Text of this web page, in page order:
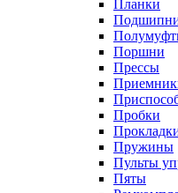
Планки
Поршни
Прессы
Пробки
Пружины
Пульты
Пяты